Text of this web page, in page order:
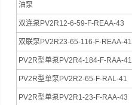
油泵
双连泵PV2R12-6-59-F-REAA-43
双联泵PV2R23-65-116-F-REAA-41
PV2R型单泵PV2R4-184-F-RAA-41
PV2R型单泵PV2R2-65-F-RAL-41
PV2R型单泵PV2R1-23-F-RAA-43